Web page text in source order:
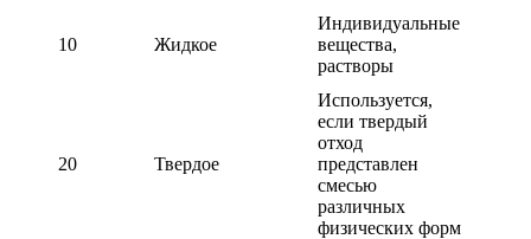
10 Жидкое
Индивидуальные
вещества,
растворы
20 Твердое
Используется,
если твердый
отход
представлен
смесью
различных
физических форм